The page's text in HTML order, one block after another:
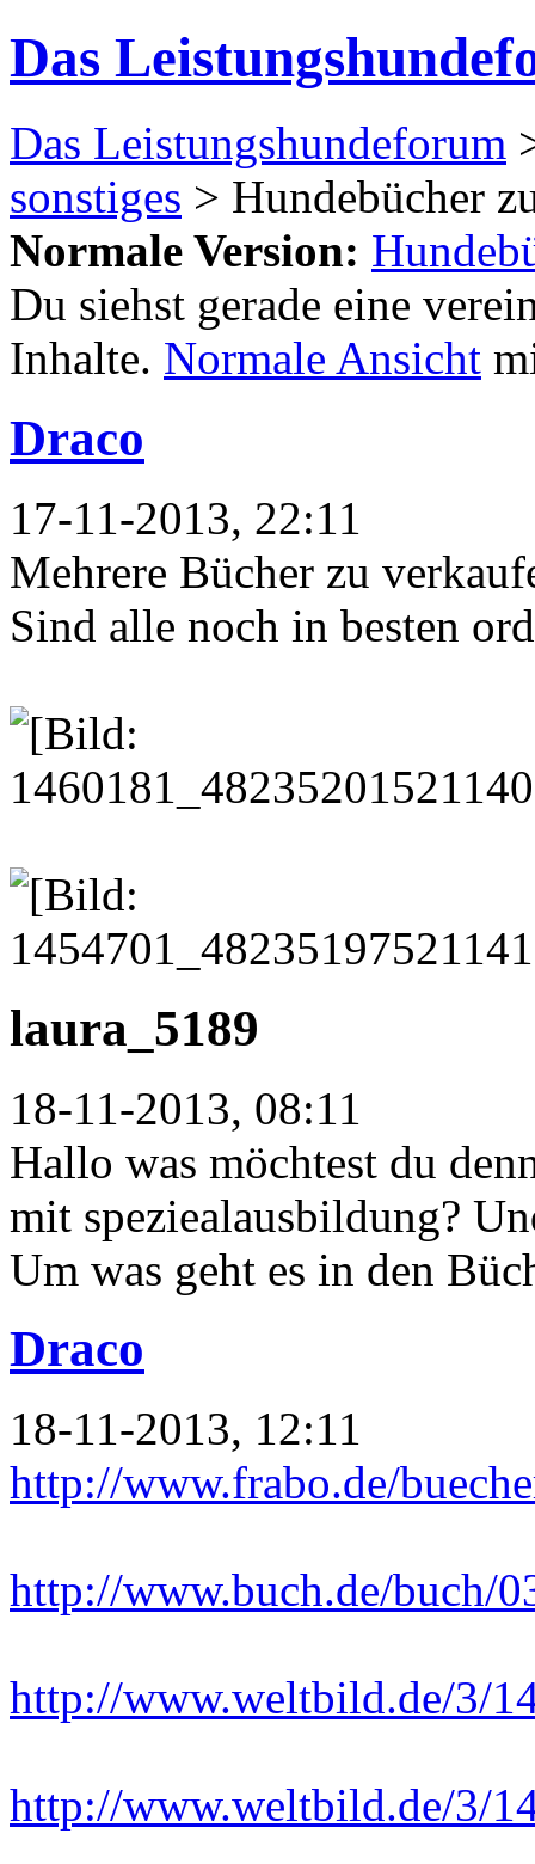
Das
Das Leistungshundeforum
sonstiges > Hundebücher
Normale Version:
Du siehst gerade eine
Inhalte. Normale Ansicht
Draco
17-11-2013, 22:11
Mehrere Bücher zu
Sind alle noch in besten
laura_5189
18-11-2013, 08:11
Hallo was möchtest du
mit speziealausbildung?
Um was geht es in den
Draco
18-11-2013, 12:11
http://www.frabo.de/
http://www.buch.de/buch/
http://www.weltbild.de/3/
http://www.weltbild.de/3/